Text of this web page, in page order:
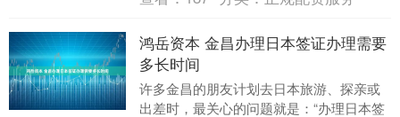
鸿岳资本 金昌办理日本签证办理需要
多长时间
许多金昌的朋友计划去日本旅游、探亲或
出差时，最关心的问题就是：“办理日本签